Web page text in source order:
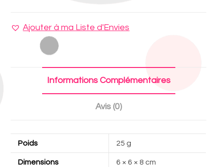
Ajouter à ma Liste d'Envies
Informations Complémentaires
Avis (0)
Poids 25 g
Dimensions 6 × 6 × 8 cm